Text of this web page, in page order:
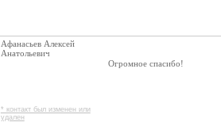
Афанасьев Алексей
Анатольевич
* контакт был изменен или
удален
Огромное спасибо!